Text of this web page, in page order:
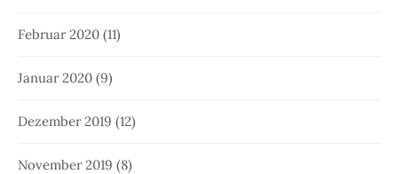
Februar 2020 (11)
Januar 2020 (9)
Dezember 2019 (12)
November 2019 (8)